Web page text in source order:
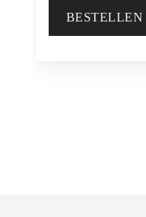
BESTELLEN